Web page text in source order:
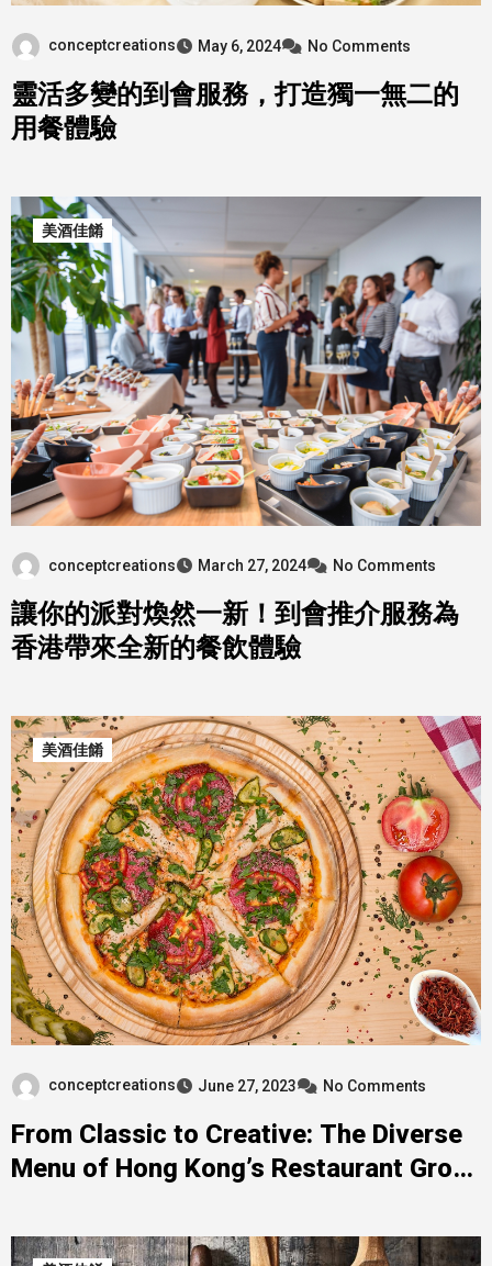
conceptcreations May 6, 2024 No Comments
靈活多變的到會服務，打造獨一無二的
用餐體驗
美酒佳餚
conceptcreations March 27, 2024 No Comments
讓你的派對煥然一新！到會推介服務為
香港帶來全新的餐飲體驗
美酒佳餚
conceptcreations June 27, 2023 No Comments
From Classic to Creative: The Diverse
Menu of Hong Kong’s Restaurant Group